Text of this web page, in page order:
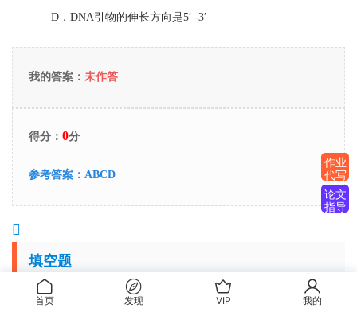
D． DNA引物的伸长方向是5′ -3′
我的答案： 未作答
得分： 0分
参考答案： ABCD
填空题
作业
代写
论文
指导
首页 发现 VIP 我的